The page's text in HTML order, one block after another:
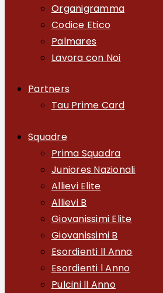
Organigramma
Codice Etico
Palmares
Lavora con Noi
Partners
Tau Prime Card
Squadre
Prima Squadra
Juniores Nazionali
Allievi Elite
Allievi B
Giovanissimi Elite
Giovanissimi B
Esordienti ll Anno
Esordienti l Anno
Pulcini ll Anno